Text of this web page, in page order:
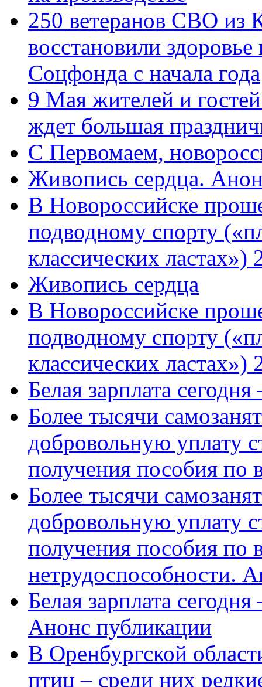
250 ветеранов СВО из
восстановили
Соцфонда с начала года
9 Мая жителей и
ждет большая
C Первомаем,
Живопись сердца.
В Новороссийске
подводному спорту
классических
Живопись сердца
В Новороссийске
подводному спорту
классических ластах»)
Белая зарплата
Более тысячи
добровольную уплату
получения пособия по
Более тысячи
добровольную уплату
получения пособия по
нетрудоспособности.
Белая зарплата
Анонс публикации
В Оренбургской
птиц – среди них